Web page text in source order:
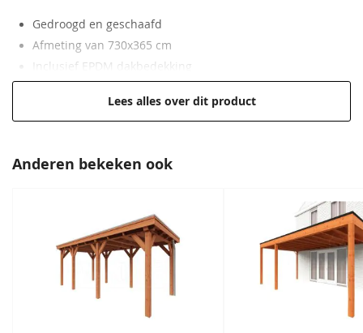
Breedte ( cm )
Extra informatie
8718144022100
Gedroogd en geschaafd
Afmeting van 730x365 cm
Inclusief EPDM dakbedekking
Hoogwaardig, onbehandeld Douglas hout
Lees alles over dit product
Anderen bekeken ook